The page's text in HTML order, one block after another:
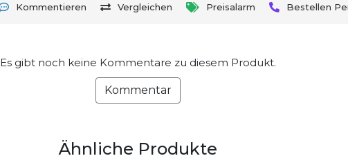
Kommentieren Vergleichen Preisalarm Bestellen
Es gibt noch keine Kommentare zu diesem Produkt.
Kommentar
Ähnliche Produkte